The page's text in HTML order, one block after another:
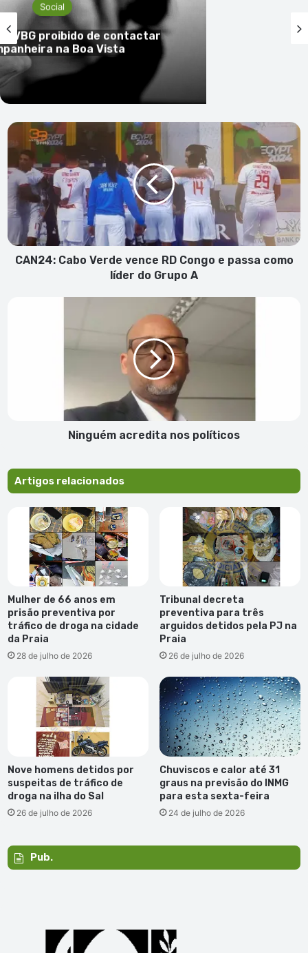
Social
VBG proibido de contactar
na Boa Vista
CAN24:
Verde
vence
RD
Congo
e
passa
como
líder
CAN24: Cabo Verde vence RD Congo e passa como
líder do Grupo A
Ninguém acredita nos políticos
Artigos relacionados
Mulher de 66 anos em
prisão preventiva por
tráfico de droga na cidade
da Praia
28 de julho de 2026
Tribunal decreta
preventiva para três
arguidos detidos pela PJ na
Praia
26 de julho de 2026
Nove homens detidos por
suspeitas de tráfico de
droga na ilha do Sal
26 de julho de 2026
Chuviscos e calor até 31
graus na previsão do INMG
para esta sexta-feira
24 de julho de 2026
Pub.